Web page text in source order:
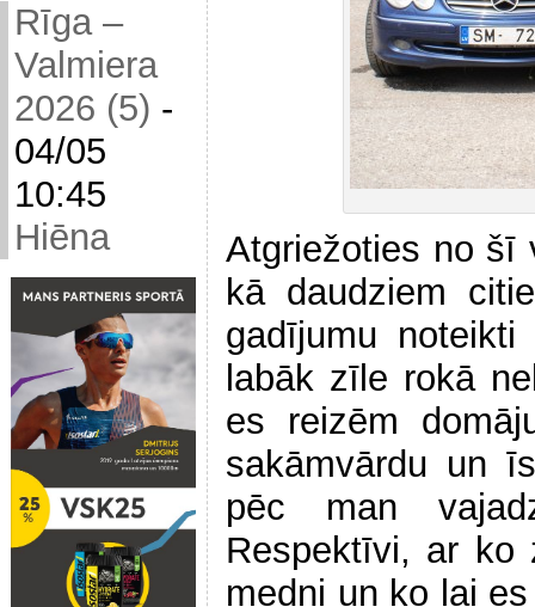
Rīga –
Valmiera
2026 (5) -
04/05
10:45
Hiēna
Atgriežoties no šī
kā daudziem
gadījumu
labāk zīle rokā
es reizēm
sakāmvārdu un
pēc man
Respektīvi, ar ko
medni un ko lai